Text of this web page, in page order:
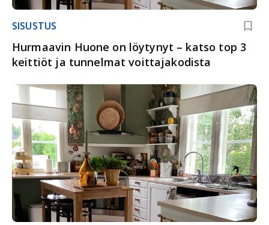
SISUSTUS
Hurmaavin Huone on löytynyt – katso top 3
keittiöt ja tunnelmat voittajakodista